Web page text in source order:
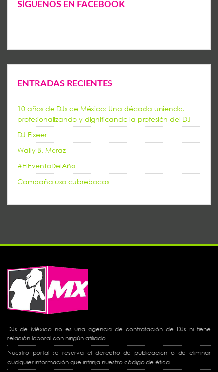
SÍGUENOS EN FACEBOOK
ENTRADAS RECIENTES
10 años de DJs de México: Una década uniendo,
profesionalizando y dignificando la profesión del DJ
DJ Fixeer
Wally B. Meraz
#ElEventoDelAño
Campaña uso cubrebocas
DJs de México no es una agencia de contratación de DJs ni tiene
relación laboral con ningún afiliado
Nuestro portal se reserva el derecho de publicación o de eliminar
cualquier información que infrinja nuestro código de ética